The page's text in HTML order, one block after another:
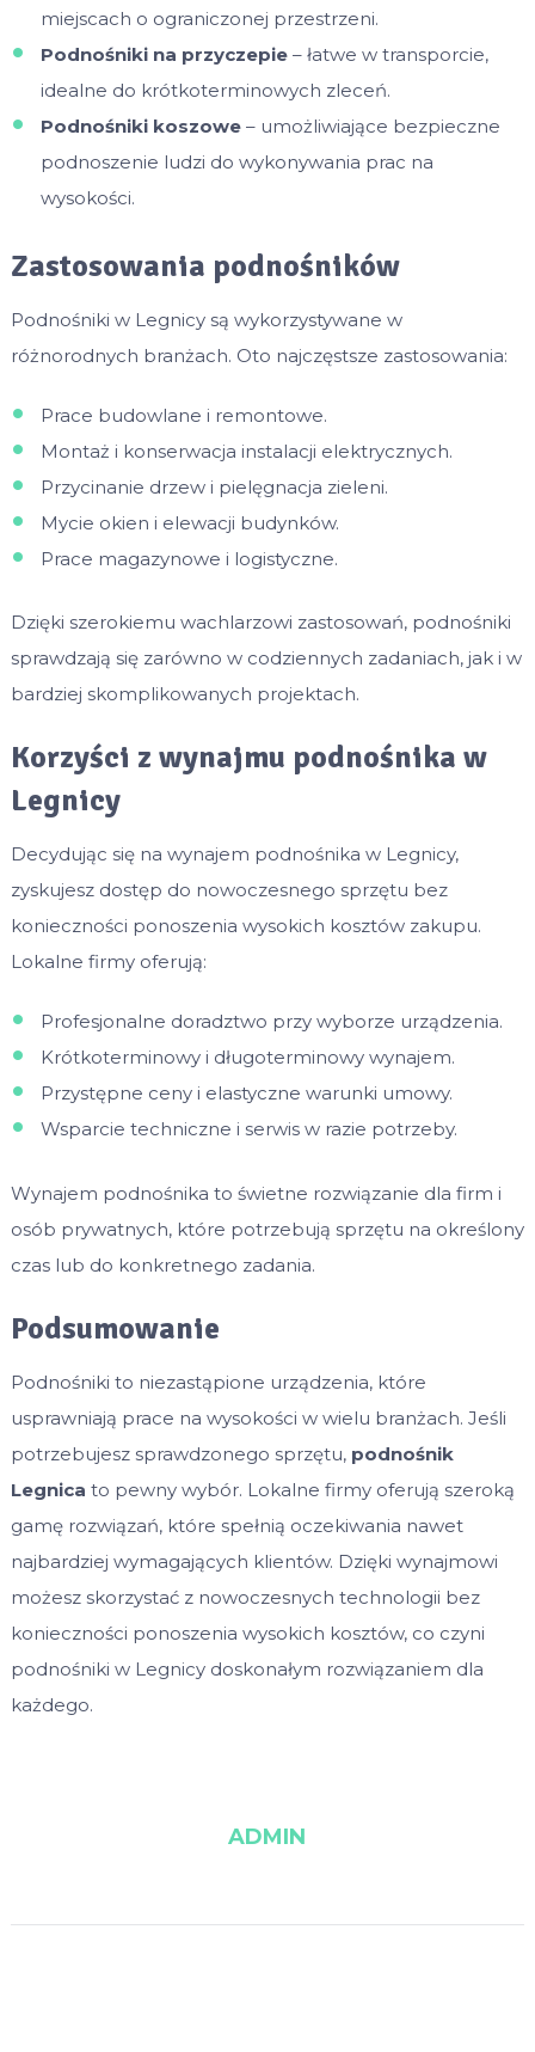
miejscach o ograniczonej przestrzeni.
Podnośniki na przyczepie– łatwe w transporcie,
idealne do krótkoterminowych zleceń.
Podnośniki koszowe– umożliwiające bezpieczne
podnoszenie ludzi do wykonywania prac na
wysokości.
Zastosowania podnośników
Podnośniki w Legnicy są wykorzystywane w
różnorodnych branżach. Oto najczęstsze zastosowania:
Prace budowlane i remontowe.
Montaż i konserwacja instalacji elektrycznych.
Przycinanie drzew i pielęgnacja zieleni.
Mycie okien i elewacji budynków.
Prace magazynowe i logistyczne.
Dzięki szerokiemu wachlarzowi zastosowań, podnośniki
sprawdzają się zarówno w codziennych zadaniach, jak i w
bardziej skomplikowanych projektach.
Korzyści z wynajmu podnośnika w
Legnicy
Decydując się na wynajem podnośnika w Legnicy,
zyskujesz dostęp do nowoczesnego sprzętu bez
konieczności ponoszenia wysokich kosztów zakupu.
Lokalne firmy oferują:
Profesjonalne doradztwo przy wyborze urządzenia.
Krótkoterminowy i długoterminowy wynajem.
Przystępne ceny i elastyczne warunki umowy.
Wsparcie techniczne i serwis w razie potrzeby.
Wynajem podnośnika to świetne rozwiązanie dla firm i
osób prywatnych, które potrzebują sprzętu na określony
czas lub do konkretnego zadania.
Podsumowanie
Podnośniki to niezastąpione urządzenia, które
usprawniają prace na wysokości w wielu branżach. Jeśli
potrzebujesz sprawdzonego sprzętu, podnośnik
Legnica to pewny wybór. Lokalne firmy oferują szeroką
gamę rozwiązań, które spełnią oczekiwania nawet
najbardziej wymagających klientów. Dzięki wynajmowi
możesz skorzystać z nowoczesnych technologii bez
konieczności ponoszenia wysokich kosztów, co czyni
podnośniki w Legnicy doskonałym rozwiązaniem dla
każdego.
ADMIN